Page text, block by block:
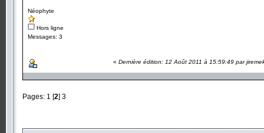
Néophyte
Hors ligne
Messages: 3
« Dernière édition: 12 Août 2011 à 15:59:49 par
Pages: 1 [2] 3